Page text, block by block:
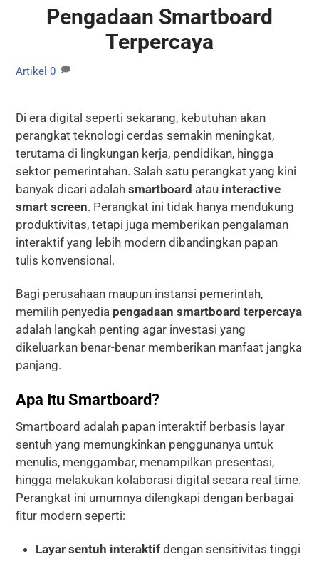
Pengadaan Smartboard
Terpercaya
Artikel 0
Di era digital seperti sekarang, kebutuhan akan
perangkat teknologi cerdas semakin meningkat,
terutama di lingkungan kerja, pendidikan, hingga
sektor pemerintahan. Salah satu perangkat yang kini
banyak dicari adalahsmartboard atau interactive
smart screen. Perangkat ini tidak hanya mendukung
produktivitas, tetapi juga memberikan pengalaman
interaktif yang lebih modern dibandingkan papan
tulis konvensional.
Bagi perusahaan maupun instansi pemerintah,
memilih penyedia pengadaan smartboard terpercaya
adalah langkah penting agar investasi yang
dikeluarkan benar-benar memberikan manfaat jangka
panjang.
Apa Itu Smartboard?
Smartboard adalah papan interaktif berbasis layar
sentuh yang memungkinkan penggunanya untuk
menulis, menggambar, menampilkan presentasi,
hingga melakukan kolaborasi digital secara real time.
Perangkat ini umumnya dilengkapi dengan berbagai
fitur modern seperti:
Layar sentuh interaktifdengan sensitivitas tinggi